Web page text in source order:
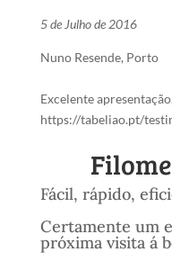
5 de Julho de 2016
Nuno Resende, Porto
Excelente
https://tabeliao.pt/
Fácil, rápido,
Certamente um
próxima visita á